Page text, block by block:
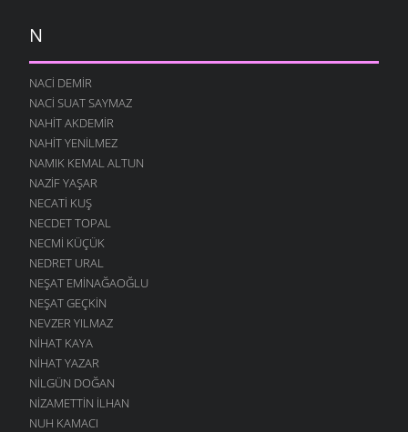
N
NACI DEMIR
NACI SUAT SAYMAZ
NAHIT AKDEMIR
NAHIT YENILMEZ
NAMIK KEMAL ALTUN
NAZIF YAŞAR
NECATI KUŞ
NECDET TOPAL
NECMI KÜÇÜK
NEDRET URAL
NEŞAT EMINAĞAOĞLU
NEŞAT GEÇKIN
NEVZER YILMAZ
NIHAT KAYA
NIHAT YAZAR
NILGÜN DOĞAN
NIZAMETTIN İLHAN
NUH KAMACI